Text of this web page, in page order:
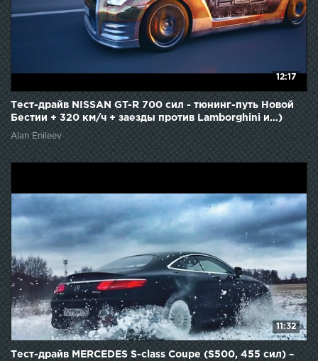
12:17
Тест-драйв NISSAN GT-R 700 сил - тюнинг-путь Новой
Бестии + 320 км/ч + заезды против Lamborghini и…)
Alan Enileev
11:32
Тест-драйв MERCEDES S-class Coupe (S500, 455 сил) –